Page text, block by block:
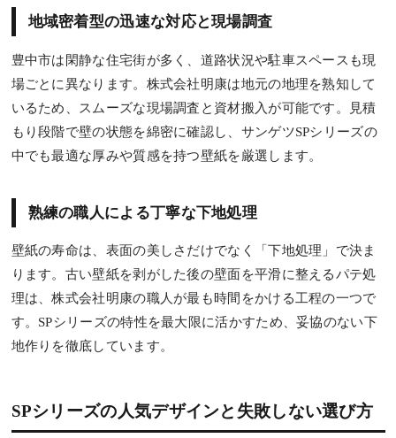
地域密着型の迅速な対応と現場調査
豊中市は閑静な住宅街が多く、道路状況や駐車スペースも現
場ごとに異なります。株式会社明康は地元の地理を熟知して
いるため、スムーズな現場調査と資材搬入が可能です。見積
もり段階で壁の状態を綿密に確認し、サンゲツSPシリーズの
中でも最適な厚みや質感を持つ壁紙を厳選します。
熟練の職人による丁寧な下地処理
壁紙の寿命は、表面の美しさだけでなく「下地処理」で決ま
ります。古い壁紙を剥がした後の壁面を平滑に整えるパテ処
理は、株式会社明康の職人が最も時間をかける工程の一つで
す。SPシリーズの特性を最大限に活かすため、妥協のない下
地作りを徹底しています。
SPシリーズの人気デザインと失敗しない選び方